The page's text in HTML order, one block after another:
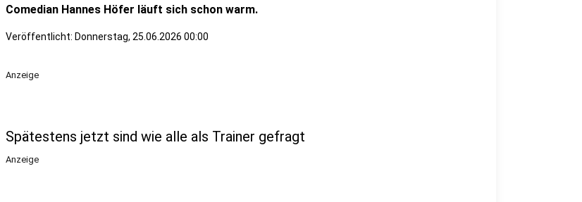
Comedian Hannes Höfer läuft sich schon warm.
Veröffentlicht: Donnerstag, 25.06.2026 00:00
Anzeige
Spätestens jetzt sind wie alle als Trainer gefragt
Anzeige